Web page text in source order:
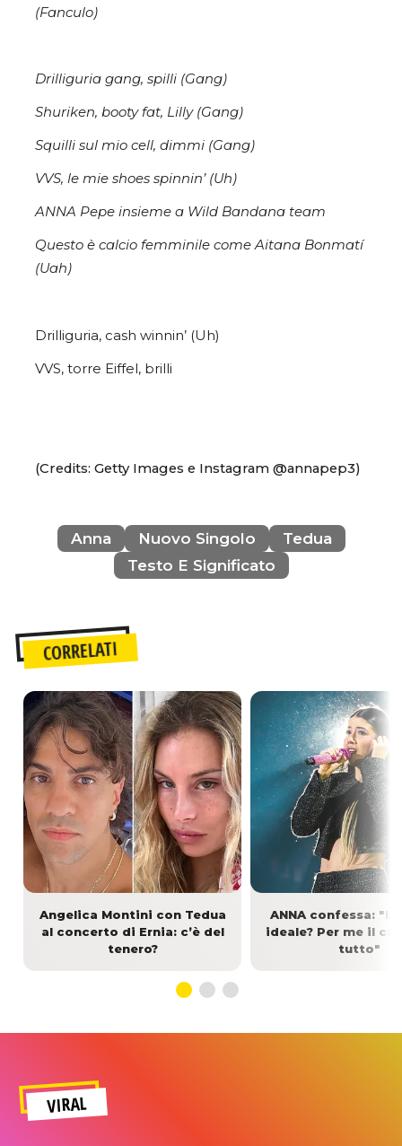
(Fanculo)
Drilliguria gang, spilli (Gang)
Shuriken, booty fat, Lilly (Gang)
Squilli sul mio cell, dimmi (Gang)
VVS, le mie shoes spinnin’ (Uh)
ANNA Pepe insieme a Wild Bandana team
Questo è calcio femminile come Aitana Bonmatí
(Uah)
Drilliguria, cash winnin’ (Uh)
VVS, torre Eiffel, brilli
(Credits: Getty Images e Instagram @annapep3)
Anna Nuovo Singolo
Tedua
Testo E Significato
CORRELATI
Angelica Montini con Tedua
al concerto di Ernia: c’è del
tenero?
ANNA confessa: "Il
ideale? Per me il
tutto"
VIRAL